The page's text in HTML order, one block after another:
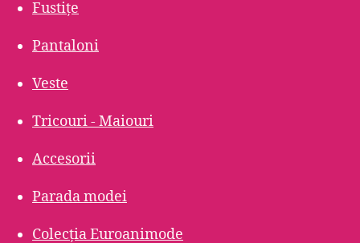
Fustițe
Pantaloni
Veste
Tricouri - Maiouri
Accesorii
Parada modei
Colecția Euroanimode